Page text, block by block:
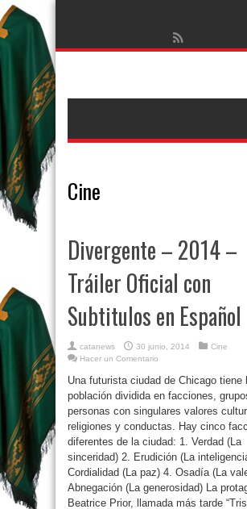
Cine
Divergente – 2014 –
Tráiler Oficial con
Subtitulos en Español
catanews 30 junio, 2014
Cine
Hacer un Comentario
Una futurista ciudad de Chicago tiene
población dividida en facciones,
personas con singulares valores
religiones y conductas. Hay cinco
diferentes de la ciudad: 1. Verdad (La
sinceridad) 2. Erudición (La
Cordialidad (La paz) 4. Osadía (La
Abnegación (La generosidad) La
Beatrice Prior, llamada más tarde